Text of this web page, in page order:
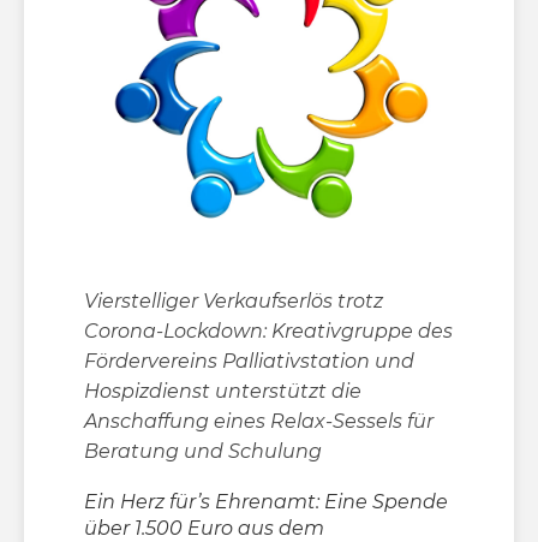
Vierstelliger Verkaufserlös trotz
Corona-Lockdown: Kreativgruppe des
Fördervereins Palliativstation und
Hospizdienst unterstützt die
Anschaffung eines Relax-Sessels für
Beratung und Schulung
Ein Herz für’s Ehrenamt: Eine Spende
über 1.500 Euro aus dem